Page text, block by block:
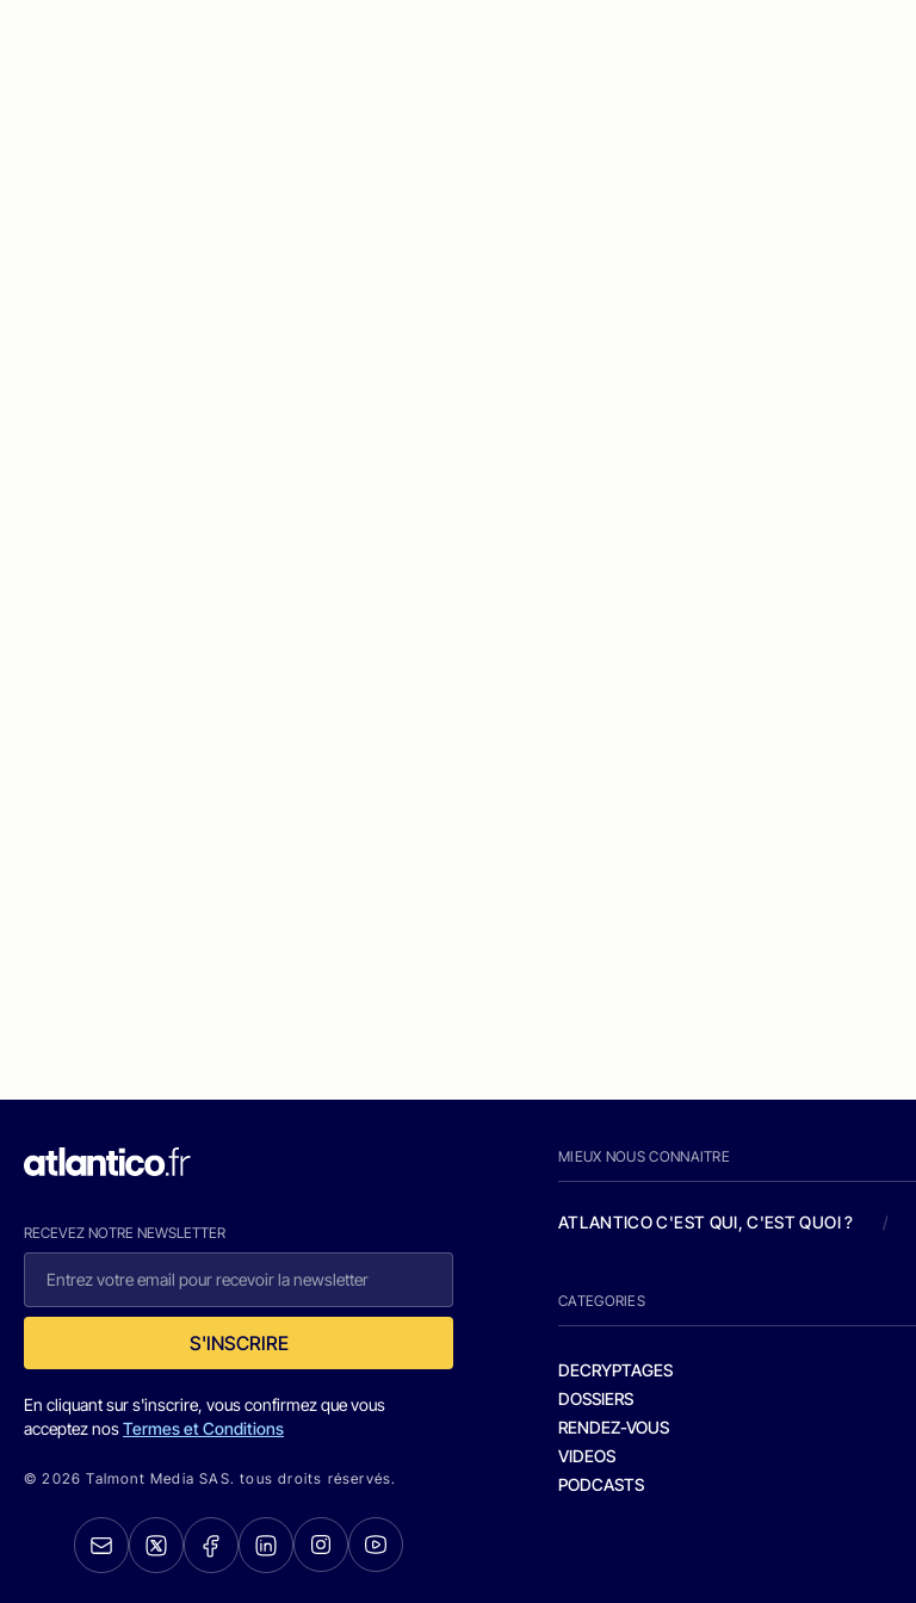
RECEVEZ NOTRE NEWSLETTER
S'INSCRIRE
En cliquant sur s'inscrire, vous confirmez que vous
acceptez nosTermes et Conditions
© 2026 Talmont Media SAS. tous droits réservés.
MIEUX NOUS CONNAITRE
ATLANTICO C'EST QUI, C'EST QUOI ? /
CATEGORIES
DECRYPTAGES
DOSSIERS
RENDEZ-VOUS
VIDEOS
PODCASTS